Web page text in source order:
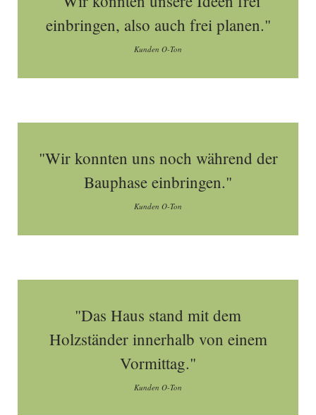
einbringen, also auch frei planen."
Kunden O-Ton
"Wir konnten uns noch während der
Bauphase einbringen."
Kunden O-Ton
"Das Haus stand mit dem
Holzständer innerhalb von einem
Vormittag."
Kunden O-Ton